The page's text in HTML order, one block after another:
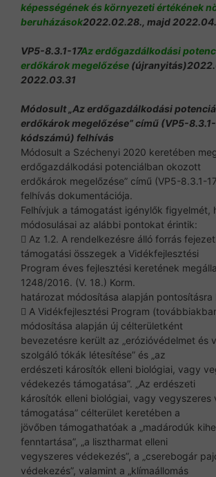
képességének és környezeti értékének
beruházások2022.02.28., majd
VP5-8.3.1-17Az erdőgazdálkodási
erdőkárok megelőzése
2022.03.31
Módosult „Az erdőgazdálkodási
erdőkárok megelőzése” című (VP5-
kódszámú) felhívás
Módosult a Széchenyi 2020 keretében
erdőgazdálkodási potenciálban okozott
erdőkárok megelőzése” című (VP5-8.3.1-
felhívás dokumentációja.
Felhívjuk a támogatást igénylők figyelmét,
módosulásai az alábbi pontokat érintik:
 Az 1.2. A rendelkezésre álló forrás
támogatási összegek a Vidékfejlesztési
Program éves fejlesztési keretének
1248/2016. (V. 18.) Korm.
határozat módosítása alapján pontosításra
 A Vidékfejlesztési Program
módosítása alapján új célterületként
bevezetésre került az „erózióvédelmet és
szolgáló tókák létesítése” és „az
erdészeti károsítók elleni biológiai, vagy
védekezés támogatása”. „Az erdészeti
károsítók elleni biológiai, vagy vegyszeres
támogatása” célterület keretében a
jövőben támogathatóak a „madárodúk
fenntartása”, „a lisztharmat elleni
vegyszeres védekezés”, a „cserebogár
védekezés”, valamint a „klímaállomás